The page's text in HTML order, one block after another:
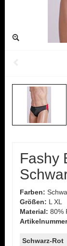
Fashy
Farben:
Größen: L XL
Material: 80%
Schwarz-Rot